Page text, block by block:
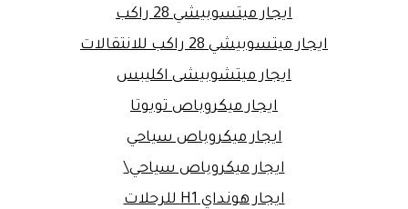
ايجار ميتسوبيشي 28 راكب
ايجار ميتسوبيشي 28 راكب للانتقالات
ايجار ميتشوبيشى اكليبس
ايجار ميكروباص تويوتا
ايجار ميكروباص سياحي
ايجار ميكروباص سياحي\
ايجار هونداي H1 للرحلات